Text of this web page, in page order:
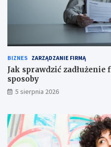
BIZNES ZARZĄDZANIE FIRMĄ
Jak sprawdzić
sposoby
5 sierpnia 2026